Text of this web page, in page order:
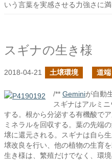
いう言葉を実感させる力強さに満
スギナの生き様
2018-04-21 土壌環境 道端
/** Geminiが自動
スギナはアルミ
する。根から分泌する有機酸で
ミネラルを回収する。葉の先端
壌に還元される。スギナは自ら
壌改良を行い、他の植物の生育
生き様は、繁殖だけでなく、環